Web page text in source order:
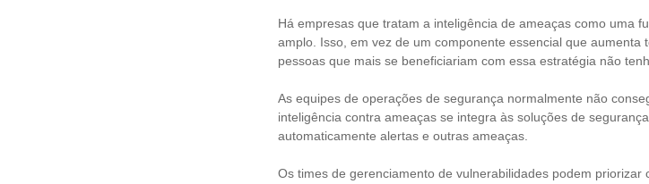
Há empresas que tratam a inteligência de ameaças como uma
amplo. Isso, em vez de um componente essencial que
pessoas que mais se beneficiariam com essa estratégia não
As equipes de operações de segurança normalmente não
inteligência contra ameaças se integra às soluções de
automaticamente alertas e outras ameaças.
Os times de gerenciamento de vulnerabilidades podem